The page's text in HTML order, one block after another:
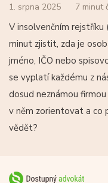
1. srpna 2025 7 minut
V insolvenčním
minut zjistit, zda je
jméno, IČO nebo
se vyplatí každému z
dosud neznámou
v něm zorientovat a co
vědět?